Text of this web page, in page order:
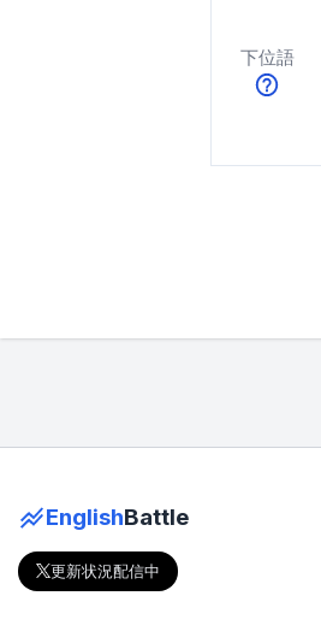
下位語
EnglishBattle
更新状況配信中